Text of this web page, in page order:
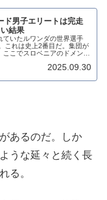
ド男子エリートは完走
結果
ていたルワンダの世界選手
これは史上2番目だ。集団が
こでスロベニアのドメン・
絞られた。さらに頂上か...
2025.09.30
あるのだ。しか
うな延々と続く長
る。